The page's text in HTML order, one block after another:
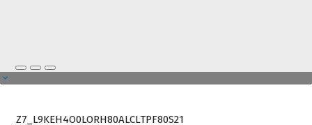
Z7_L9KEH4O0LORH80ALCLTPF80S21